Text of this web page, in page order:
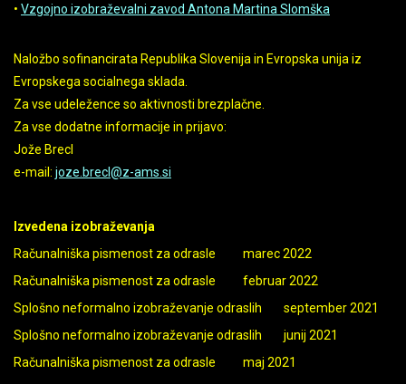
• Vzgojno izobraževalni zavod Antona Martina Slomška
Naložbo sofinancirata Republika Slovenija in Evropska unija iz
Evropskega socialnega sklada.
Za vse udeležence so aktivnosti brezplačne.
Za vse dodatne informacije in prijavo:
Jože Brecl
e-mail: joze.brecl@z-ams.si
Izvedena izobraževanja
Računalniška pismenost za odrasle marec 2022
Računalniška pismenost za odrasle februar 2022
Splošno neformalno izobraževanje odraslih september 2021
Splošno neformalno izobraževanje odraslih junij 2021
Računalniška pismenost za odrasle maj 2021